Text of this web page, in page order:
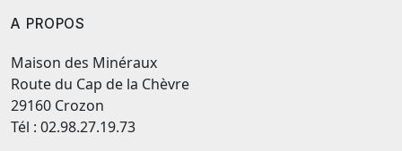
A PROPOS
Maison des Minéraux
Route du Cap de la Chèvre
29160 Crozon
Tél : 02.98.27.19.73